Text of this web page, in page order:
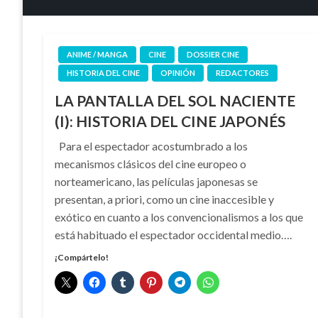
ANIME / MANGA CINE
DOSSIER CINE
HISTORIA DEL CINE
OPINIÓN REDACTORES
LA PANTALLA DEL SOL NACIENTE
(I): HISTORIA DEL CINE JAPONÉS
Para el espectador acostumbrado a los
mecanismos clásicos del cine europeo o
norteamericano, las películas japonesas se
presentan, a priori, como un cine inaccesible y
exótico en cuanto a los convencionalismos a los que
está habituado el espectador occidental medio….
¡Compártelo!